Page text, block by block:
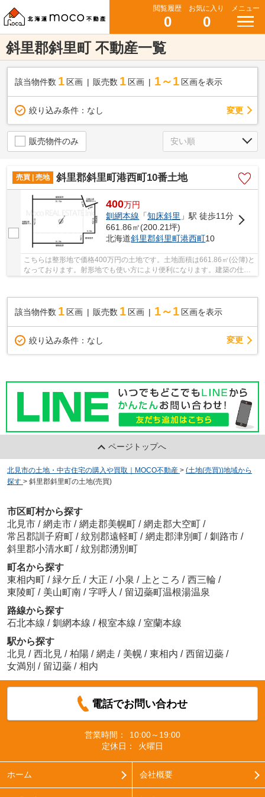
閲覧履歴
0
お気に入り
0
メニュー
斜里郡斜里町 不動産一覧
該当物件数 1 区画 販売数 1 区画 1～1 区画を表示
絞り込み条件： なし 変更
販売物件のみ
売買 | 売地 斜里郡斜里町港西町10番土地
400万円
釧網本線 「知床斜里 」駅 徒歩11分
661.86㎡(200.21坪)
北海道斜里郡斜里町港西町10
こちらは整形地で価格400万円の土地です。土地面積は661.86㎡(公簿)と
なっております。射形地でも使い方により便利になります。建築の仕方
該当物件数 1 区画 販売数 1 区画 1～1 区画を表示
絞り込み条件： なし 変更
ページトップへ
北見市の土地・中古住宅の購入や買取｜MOCO不動産 > (土地(売買))地域から
探す > 斜里郡斜里町の土地(売買)
市区町村から探す
北見市 / 網走市 / 網走郡美幌町 / 網走郡大空町
/
常呂郡訓子府町
/ 紋別郡遠軽町 / 網走郡津別町 / 釧路市 /
斜里郡小清水町
/ 紋別郡湧別町
町名から探す
東相内町 / 緑ケ丘 / 大正 / 小泉 / 上ところ / 西三輪 /
東陵町 / 美山町南 / 字呼人 / 留辺蘂町温根湯温泉
路線から探す
石北本線 / 釧網本線 / 根室本線 / 室蘭本線
駅から探す
北見 / 西北見 / 柏陽 / 網走 / 美幌 / 東相内 / 西留辺蘂 /
女満別 / 留辺蘂 / 相内
電話でお問い合わせ
営業時間：
10:00～19:00
定休日：
火曜日
ホーム 会社概要